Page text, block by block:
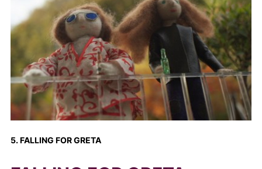
5. FALLING FOR GRETA